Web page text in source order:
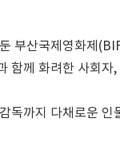
부산국제영화제
함께 화려한 사회자
독까지 다채로운 인